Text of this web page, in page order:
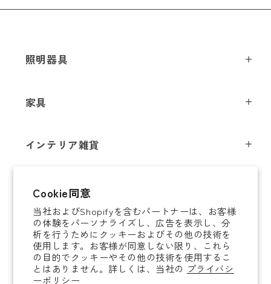
Cookie同意
当社およびShopifyを含むパートナーは、お客様
の体験をパーソナライズし、広告を表示し、分
析を行うためにクッキーおよびその他の技術を
使用します。お客様が同意しない限り、これら
の目的でクッキーやその他の技術を使用するこ
とはありません。詳しくは、当社の プライバシ
ーポリシー
照明器具
シーリングライト
テーブルライト
ブラケットライト
タスクライト
ポータブルライト
和風照明
家具
チェア
ソファ / ベンチ
デスク
ミラー
収納家具
インテリア雑貨
オブジェ
掛時計
置時計
腕時計
花器
即納商品
即納商品
ご案内
法人取引のご案内
About YAMAGIWA
ショッピングガイド